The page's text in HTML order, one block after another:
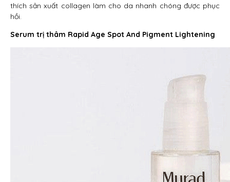
thích sản xuất collagen làm cho da nhanh chóng được phục
hồi.
Serum trị thâm Rapid Age Spot And Pigment Lightening